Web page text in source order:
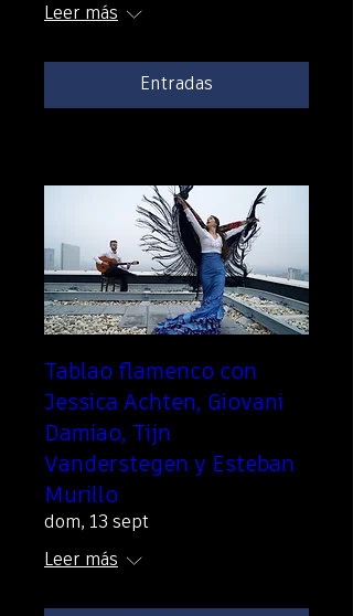
Leer más
Entradas
Tablao flamenco con
Jessica Achten, Giovani
Damiao, Tijn
Vanderstegen y Esteban
Murillo
dom, 13 sept
Leer más